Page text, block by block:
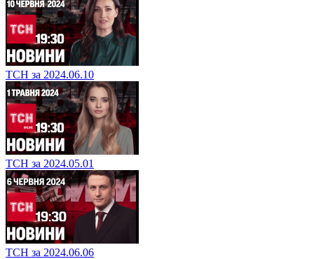
ТСН за 2024.06.10
ТСН за 2024.05.01
ТСН за 2024.06.06